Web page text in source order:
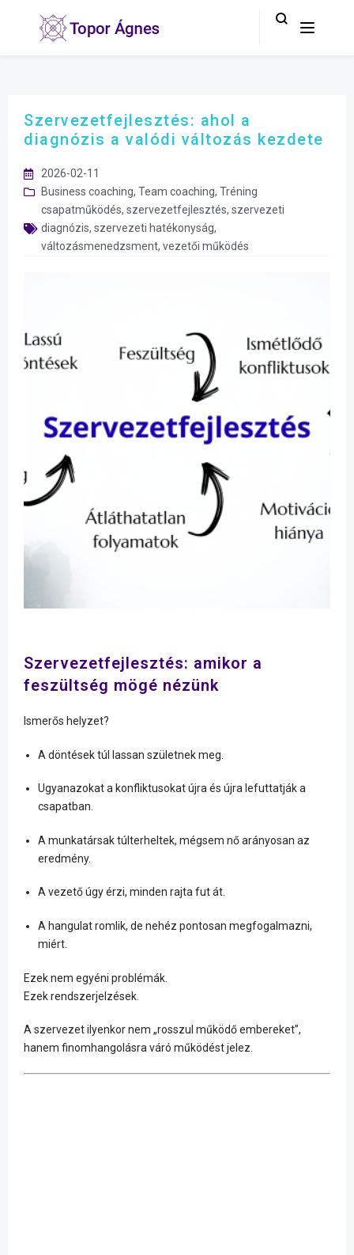
Szervezetfejlesztés: ahol a
diagnózis a valódi változás kezdete
2026-02-11
Business coaching, Team coaching, Tréning
csapatműködés, szervezetfejlesztés, szervezeti
diagnózis, szervezeti hatékonyság,
változásmenedzsment, vezetői működés
Szervezetfejlesztés: amikor a
feszültség mögé nézünk
Ismerős helyzet?
A döntések túl lassan születnek meg.
Ugyanazokat a konfliktusokat újra és újra lefuttatják a
csapatban.
A munkatársak túlterheltek, mégsem nő arányosan az
eredmény.
A vezető úgy érzi, minden rajta fut át.
A hangulat romlik, de nehéz pontosan megfogalmazni,
miért.
Ezek nem egyéni problémák.
Ezek rendszerjelzések.
A szervezet ilyenkor nem „rosszul működő embereket”,
hanem finomhangolásra váró működést jelez.